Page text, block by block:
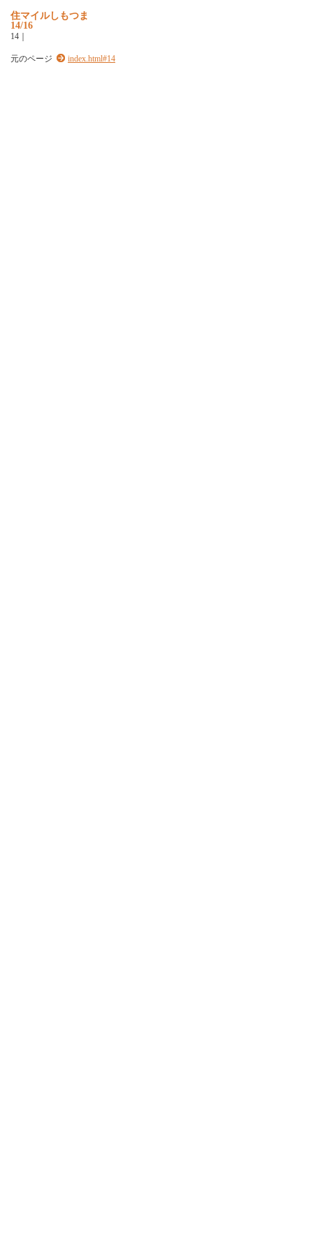
住マイルしもつま
14/16
14
元のページ index.html#14